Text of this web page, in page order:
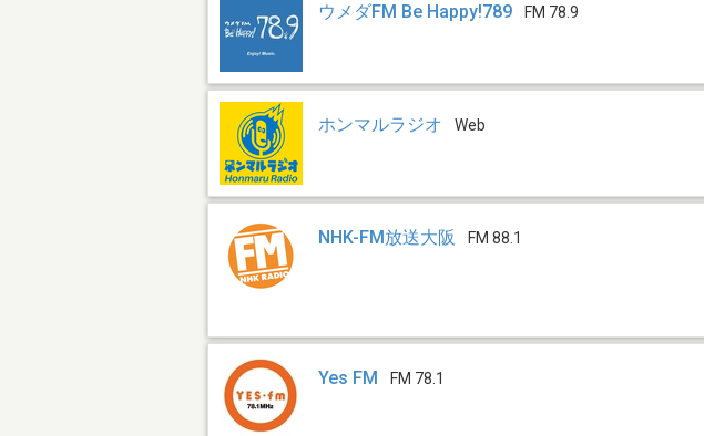
ウメダFM Be Happy!789 FM 78.9
ホンマルラジオ Web
NHK-FM放送大阪 FM 88.1
Yes FM FM 78.1